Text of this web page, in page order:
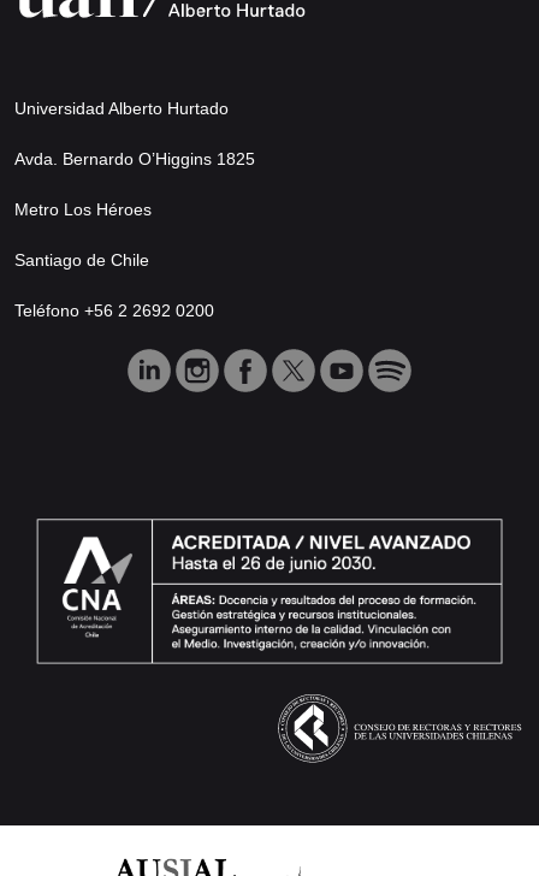
Universidad Alberto Hurtado
Avda. Bernardo O’Higgins 1825
Metro Los Héroes
Santiago de Chile
Teléfono +56 2 2692 0200